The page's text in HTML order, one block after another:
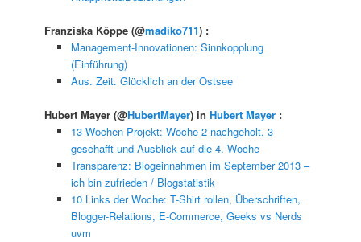
Franziska Köppe(@madiko711) :
Management-Innovationen: Sinnkopplung
(Einführung)
Aus. Zeit. Glücklich an der Ostsee
Hubert Mayer(@HubertMayer) inHubert Mayer :
13-Wochen Projekt: Woche 2 nachgeholt, 3
geschafft und Ausblick auf die 4. Woche
Transparenz: Blogeinnahmen im September 2013 –
ich bin zufrieden / Blogstatistik
10 Links der Woche: T-Shirt rollen, Überschriften,
Blogger-Relations, E-Commerce, Geeks vs Nerds
uvm